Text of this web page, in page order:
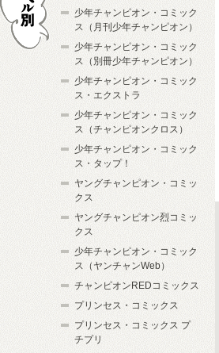
少年チャンピオン・コミック
ス（月刊少年チャンピオン）
少年チャンピオン・コミック
ス（別冊少年チャンピオン）
少年チャンピオン・コミック
ス・エクストラ
少年チャンピオン・コミック
ス（チャンピオンクロス）
少年チャンピオン・コミック
ス・タップ！
ヤングチャンピオン・コミッ
クス
ヤングチャンピオン烈コミッ
クス
少年チャンピオン・コミック
ス（ヤンチャンWeb）
チャンピオンREDコミックス
プリンセス・コミックス
プリンセス・コミックス プ
チプリ